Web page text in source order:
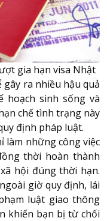
gia hạn visa Nhật
ra nhiều hậu quả
hoạch sinh sống và
chế tình trạng này
định pháp luật.
làm những công việc
thời hoàn thành
hội đúng thời hạn.
giờ quy định, lái
luật giao thông
khiến bạn bị từ chối